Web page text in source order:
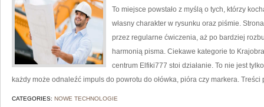
To miejsce powstało z myślą o tych, którzy
własny charakter w rysunku oraz piśmie.
przez regularne ćwiczenia, aż po bardziej
harmonią pisma. Ciekawe kategorie to
centrum Elfiki777 stoi działanie. To nie jest
każdy może odnaleźć impuls do powrotu do ołówka, pióra czy markera. Treści
CATEGORIES: NOWE TECHNOLOGIE